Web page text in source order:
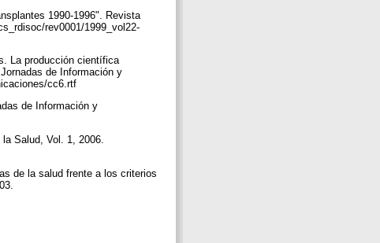
1990-1996". Revista
rev0001/1999_vol22-
La producción científica
de Información y
cc6.rtf
de Información y
Salud, Vol. 1, 2006.
de la salud frente a los criterios